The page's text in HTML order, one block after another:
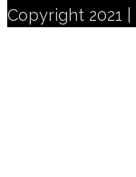
Copyright 2021 |